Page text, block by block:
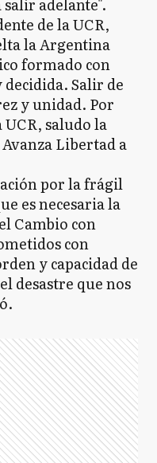
adelante".
de la UCR,
la Argentina
formado con
Salir de
y unidad. Por
UCR, saludo la
Libertad a
por la frágil
es necesaria la
Cambio con
con
y capacidad de
desastre que nos